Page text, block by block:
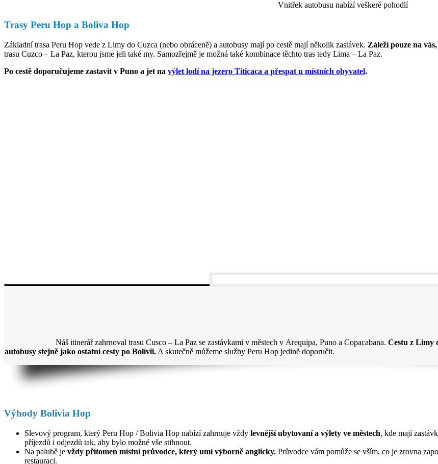
Vnitřek autobusu nabízí veškeré pohodlí
Trasy Peru Hop a Boliva Hop
Základní trasa Peru Hop vede z Limy do Cuzca (nebo obráceně) a autobusy mají po cestě mají několik zastávek. Záleží pouze na
trasu Cuzco – La Paz, kterou jsme jeli také my. Samozřejmě je možná také kombinace těchto tras tedy Lima – La Paz.
Po cestě doporučujeme zastavit v Puno a jet na výlet lodí na jezero Titicaca a přespat u místních obyvatel.
Náš itinerář zahrnoval trasu Cusco – La Paz se zastávkami v městech v Arequipa, Puno a Copacabana. Cestu z Limy
autobusy stejně jako ostatní cesty po Bolívii. A skutečně můžeme služby Peru Hop jedině doporučit.
Výhody Bolivia Hop
Slevový program, který Peru Hop / Bolivia Hop nabízí zahrnuje vždy levnější ubytovaní a výlety ve městech, kde mají
příjezdů i odjezdů tak, aby bylo možné vše stihnout.
Na palubě je vždy přítomen místní průvodce, který umí výborně anglicky. Průvodce vám pomůže se vším, co je zrovna
restauraci.